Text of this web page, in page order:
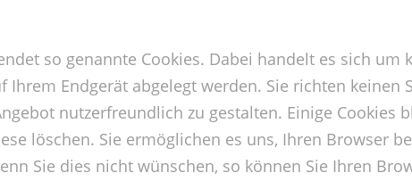
so genannte Cookies. Dabei handelt es sich um
Ihrem Endgerät abgelegt werden. Sie richten keinen
nutzerfreundlich zu gestalten. Einige Cookies
löschen. Sie ermöglichen es uns, Ihren Browser
Sie dies nicht wünschen, so können Sie Ihren